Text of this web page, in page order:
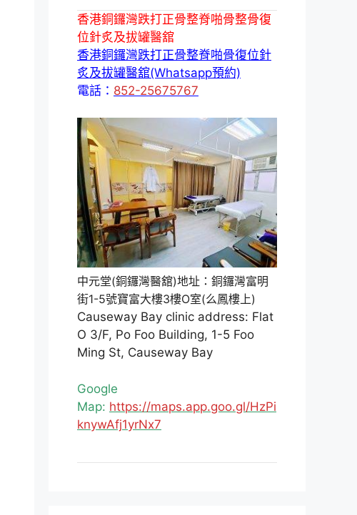
香港銅鑼灣跌打正骨整脊啪骨整骨復
位針炙及拔罐醫舘
香港銅鑼灣跌打正骨整脊啪骨復位針
炙及拔罐醫舘(Whatsapp預約)
電話： 852-25675767
中元堂(銅鑼灣醫舘)地址：銅鑼灣富明
街1-5號寶富大樓3樓O室(么鳳樓上)
Causeway Bay clinic address: Flat
O 3/F, Po Foo Building, 1-5 Foo
Ming St, Causeway Bay
Google
Map: https://maps.app.goo.gl/HzPi
knywAfj1yrNx7